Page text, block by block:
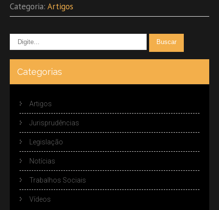
Categoria: Artigos
Categorias
Artigos
Jurisprudências
Legislação
Notícias
Trabalhos Sociais
Vídeos